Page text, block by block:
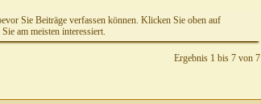
Sie Beiträge verfassen können. Klicken Sie oben auf
am meisten interessiert.
Ergebnis 1 bis 7 von 7